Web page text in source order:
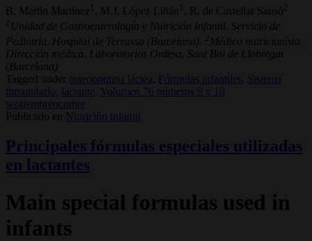
B. Martín Martínez 1 , M.J. López Liñán 1 , R. de Castellar Sansó
1 Unidad de Gastroenterología y Nutrición Infantil. Servicio de
Pediatría. Hospital de Terrassa (Barcelona). 2 Médico nutricionista.
Dirección médica. Laboratorios Ordesa. Sant Boi de Llobregat
(Barcelona)
Tagged under
osteopontina láctea, Fórmulas infantiles, Sistema
inmunitario, lactante, Volumen 76 números 9 y 10
septiembreoctubre
Publicado en Nutrición infantil
Principales fórmulas especiales utilizadas
en lactantes
Main special formulas used in
infants